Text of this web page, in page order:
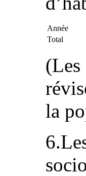
Année
Total
(Les
la